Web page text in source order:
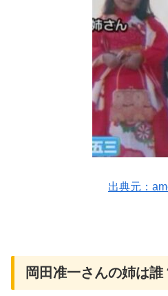
出典元：
岡田准一さんの姉は誰